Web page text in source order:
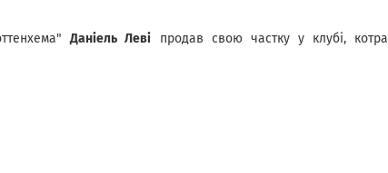
Даніель Леві продав свою частку у клубі, котра